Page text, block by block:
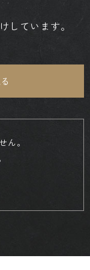
しています。
ん。